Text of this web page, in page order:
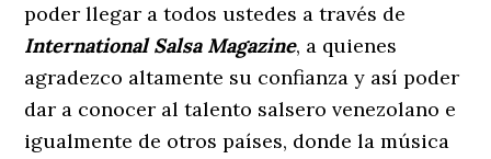
poder llegar a todos ustedes a través de
International Salsa Magazine, a quienes
agradezco altamente su confianza y así poder
dar a conocer al talento salsero venezolano e
igualmente de otros países, donde la música